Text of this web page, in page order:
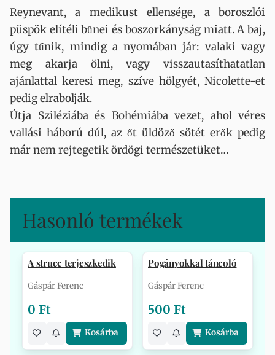
Reynevant, a medikust ellensége, a boroszlói
püspök elítéli bűnei és boszorkányság miatt. A baj,
úgy tűnik, mindig a nyomában jár: valaki vagy
meg akarja ölni, vagy visszautasíthatatlan
ajánlattal keresi meg, szíve hölgyét, Nicolette-et
pedig elrabolják.
Útja Sziléziába és Bohémiába vezet, ahol véres
vallási háború dúl, az őt üldöző sötét erők pedig
már nem rejtegetik ördögi természetüket…
Hasonló termékek
A strucc terjeszkedik
Gáspár Ferenc
0 Ft
Kosárba
Pogányokkal táncoló
Gáspár Ferenc
500 Ft
Kosárba